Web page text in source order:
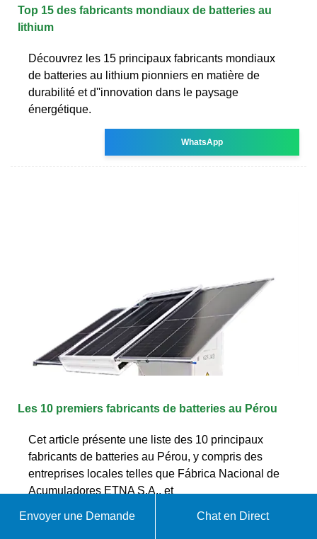
Top 15 des fabricants mondiaux de batteries au
lithium
Découvrez les 15 principaux fabricants mondiaux
de batteries au lithium pionniers en matière de
durabilité et d''innovation dans le paysage
énergétique.
WhatsApp
Les 10 premiers fabricants de batteries au Pérou
Cet article présente une liste des 10 principaux
fabricants de batteries au Pérou, y compris des
entreprises locales telles que Fábrica Nacional de
Acumuladores ETNA S.A., et
WhatsApp
Envoyer une Demande Chat en Direct